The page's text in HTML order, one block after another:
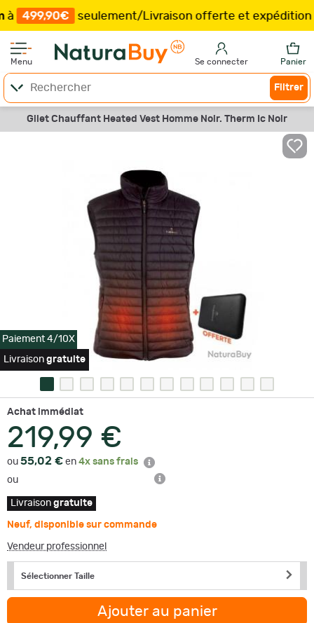
seulement/Livraison offerte et expédition
Menu Se connecter Panier
Filtrer
Gilet Chauffant Heated Vest Homme Noir. Therm Ic Noir
Paiement 4/10X
Livraison gratuite
Achat immédiat
219,99 €
ou 55,02 € en 4x sans frais
ou
Livraison gratuite
Neuf, disponible sur commande
Vendeur professionnel
Sélectionner Taille
Ajouter au panier